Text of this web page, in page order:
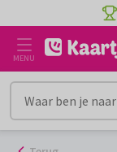
naar
inhoud
MENU